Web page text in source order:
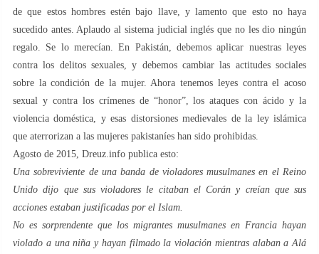
de que estos hombres estén bajo llave, y lamento que esto no haya
sucedido antes. Aplaudo al sistema judicial inglés que no les dio ningún
regalo. Se lo merecían. En Pakistán, debemos aplicar nuestras leyes
contra los delitos sexuales, y debemos cambiar las actitudes sociales
sobre la condición de la mujer. Ahora tenemos leyes contra el acoso
sexual y contra los crímenes de “honor”, los ataques con ácido y la
violencia doméstica, y esas distorsiones medievales de la ley islámica
que aterrorizan a las mujeres pakistaníes han sido prohibidas.
Agosto de 2015, Dreuz.info publica esto:
Una sobreviviente de una banda de violadores musulmanes en el Reino
Unido dijo que sus violadores le citaban el Corán y creían que sus
acciones estaban justificadas por el Islam.
No es sorprendente que los migrantes musulmanes en Francia hayan
violado a una niña y hayan filmado la violación mientras alaban a Alá